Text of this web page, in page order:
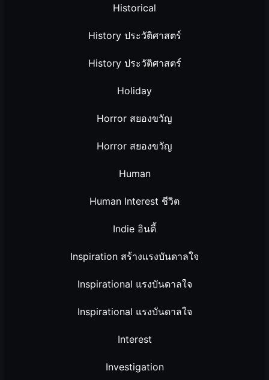
Historical
History ประวัติศาสตร์
History ประวัติศาสตร์
Holiday
Horror สยองขวัญ
Horror สยองขวัญ
Human
Human Interest ชีวิต
Indie อินดี้
Inspiration สร้างแรงบันดาลใจ
Inspirational แรงบันดาลใจ
Inspirational แรงบันดาลใจ
Interest
Investigation